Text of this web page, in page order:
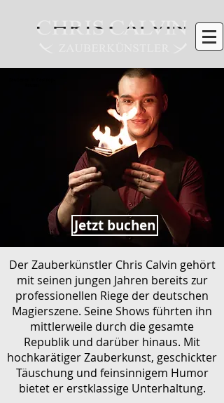
Jetzt buchen
Der Zauberkünstler Chris Calvin gehört
mit seinen jungen Jahren bereits zur
professionellen Riege der deutschen
Magierszene. Seine Shows führten ihn
mittlerweile durch die gesamte
Republik und darüber hinaus. Mit
hochkarätiger Zauberkunst, geschickter
Täuschung und feinsinnigem Humor
bietet er erstklassige Unterhaltung.